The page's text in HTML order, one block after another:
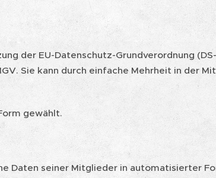
der EU-Datenschutz-Grundverordnung
Sie kann durch einfache Mehrheit in der
gewählt.
Daten seiner Mitglieder in automatisierter